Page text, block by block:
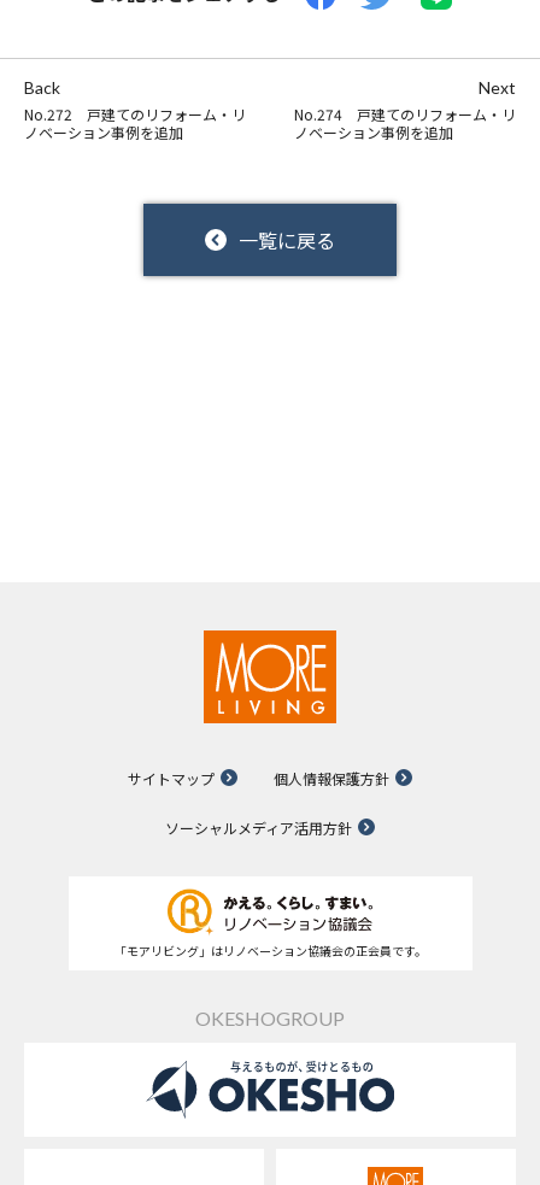
Back
No.272 戸建てのリフォーム・リ
ノベーション事例を追加
一覧に戻る
Next
No.274 戸建てのリフォーム・リ
ノベーション事例を追加
サイトマップ 個人情報保護方針
ソーシャルメディア活用方針
「モアリビング」はリノベーション協議会の正会員です。
OKESHOGROUP